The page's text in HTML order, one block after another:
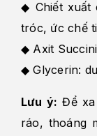
◆ Chiết xuất
tróc, ức chế
◆ Axit
◆ Glycerin:
Lưu ý: Để
ráo, thoáng